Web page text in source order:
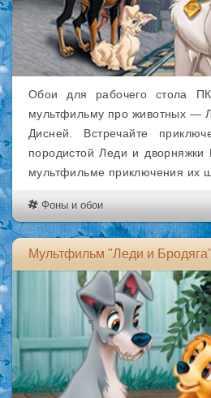
Обои для рабочего стола
мультфильму про животных —
Дисней. Встречайте
породистой Леди и
мультфильме приключения их
Фоны и обои
Мультфильм "Леди и